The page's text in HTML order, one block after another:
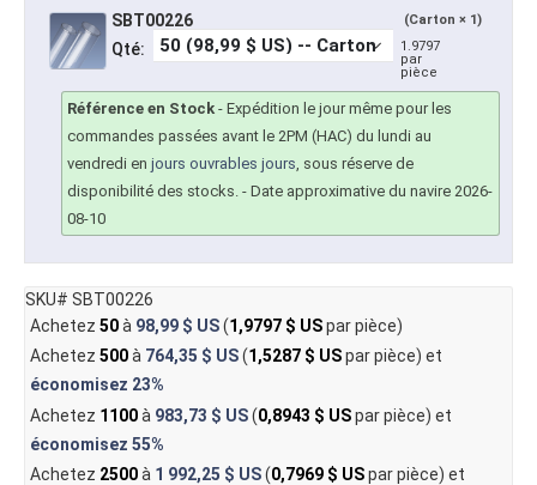
SBT00226 (Carton × 1)
Qté:
1.9797
par
pièce
Référence en Stock - Expédition le jour même pour les
commandes passées avant le 2PM (HAC) du lundi au
vendredi en jours ouvrables jours, sous réserve de
disponibilité des stocks. - Date approximative du navire 2026-
08-10
SKU# SBT00226
Achetez 50à 98,99 $ US(1,9797 $ USpar pièce)
Achetez 500à 764,35 $ US(1,5287 $ USpar pièce) et
économisez 23%
Achetez 1100à 983,73 $ US(0,8943 $ USpar pièce) et
économisez 55%
Achetez 2500à 1 992,25 $ US(0,7969 $ USpar pièce) et